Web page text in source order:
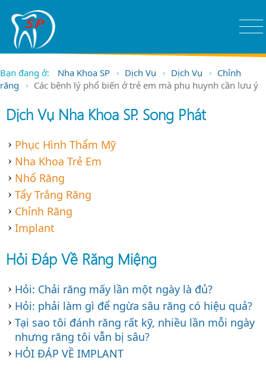
Bạn đang ở: Nha Khoa SP Dịch Vụ Dịch Vụ
Chỉnh
răng
Các bệnh lý phổ biến ở trẻ em mà phụ huynh cần lưu ý
Dịch Vụ Nha Khoa SP. Song Phát
Phục Hình Thẩm Mỹ
Nha Khoa Trẻ Em
Nhổ Răng
Tẩy Trắng Răng
Chỉnh Răng
Implant
Hỏi Đáp Về Răng Miệng
Hỏi: Chải răng mấy lần một ngày là đủ?
Hỏi: phải làm gì để ngừa sâu răng có hiệu quả?
Tại sao tôi đánh răng rất kỹ, nhiều lần mỗi ngày
nhưng răng tôi vẫn bị sâu?
HỎI ĐÁP VỀ IMPLANT